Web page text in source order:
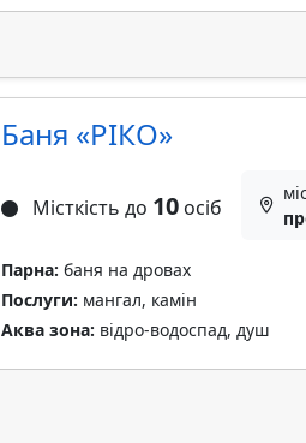
Баня «РIКО»
Місткість до 10осіб
Парна: баня на дровах
Послуги: мангал, камін
Аква зона: відро-водоспад, душ